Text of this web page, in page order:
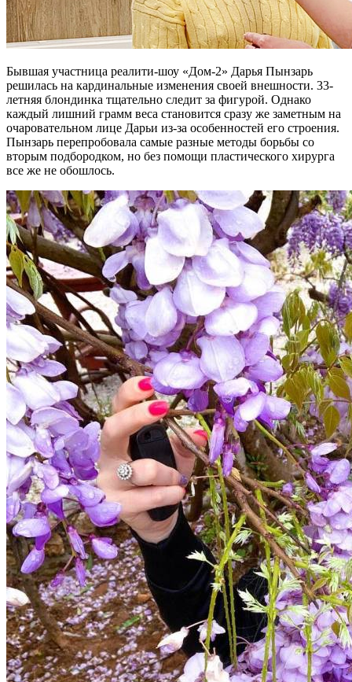
Бывшая участница реалити-шоу «Дом-2» Дарья Пынзарь
решилась на кардинальные изменения своей внешности. 33-
летняя блондинка тщательно следит за фигурой. Однако
каждый лишний грамм веса становится сразу же заметным на
очаровательном лице Дарьи из-за особенностей его строения.
Пынзарь перепробовала самые разные методы борьбы со
вторым подбородком, но без помощи пластического хирурга
все же не обошлось.